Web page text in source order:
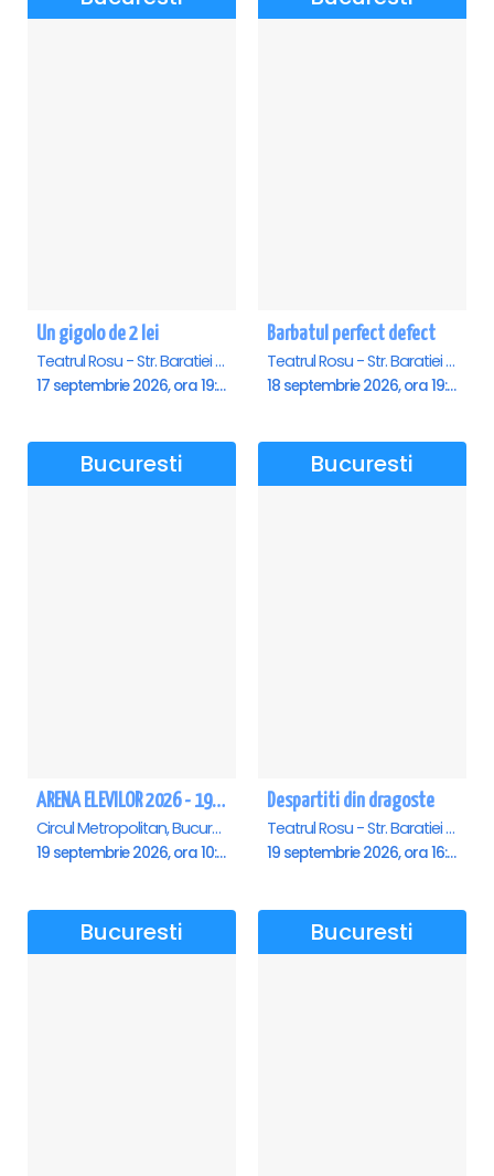
Un gigolo de 2 lei
Teatrul Rosu - Str. Baratiei 31, Bucuresti
17 septembrie 2026, ora 19:30
Barbatul perfect defect
Teatrul Rosu - Str. Baratiei 31, Bucuresti
18 septembrie 2026, ora 19:30
Bucuresti
ARENA ELEVILOR 2026 - 19 Septembrie
Circul Metropolitan, Bucuresti
19 septembrie 2026, ora 10:00
Bucuresti
Despartiti din dragoste
Teatrul Rosu - Str. Baratiei 31, Bucuresti
19 septembrie 2026, ora 16:30
Bucuresti Bucuresti